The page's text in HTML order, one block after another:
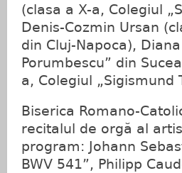
(clasa a X-a, Colegiul
Denis-Cozmin Ursan
din Cluj-Napoca),
Porumbescu” din
a, Colegiul „Sigismund
Biserica Romano-
recitalul de orgă al
program: Johann
BWV 541”, Philipp